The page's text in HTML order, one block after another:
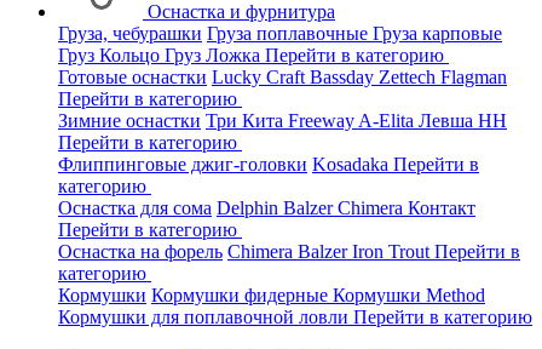
Оснастка и фурнитура
Груза, чебурашки Груза поплавочные Груза карповые
Груз Кольцо Груз Ложка Перейти в категорию
Готовые оснастки Lucky Craft Bassday Zettech Flagman
Перейти в категорию
Зимние оснастки Три Кита Freeway A-Elita Левша НН
Перейти в категорию
Флиппинговые джиг-головки Kosadaka Перейти в
категорию
Оснастка для сома Delphin BalzerChimera Контакт
Перейти в категорию
Оснастка на форель Chimera BalzerIron Trout Перейти в
категорию
Кормушки Кормушки фидерные Кормушки Method
Кормушки для поплавочной ловли Перейти в категорию